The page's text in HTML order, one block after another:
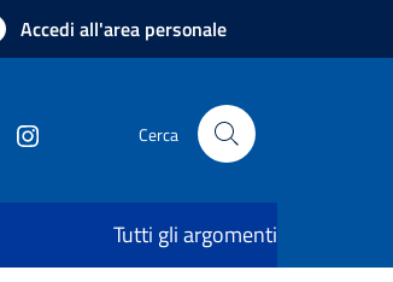
Accedi all'area personale
Cerca
Tutti gli argomenti